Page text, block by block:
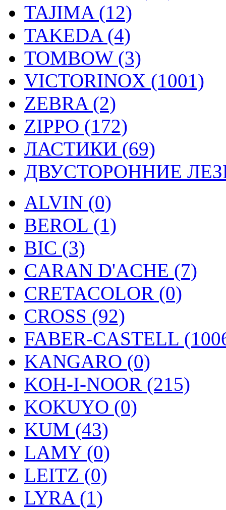
TAJIMA (12)
TAKEDA (4)
TOMBOW (3)
VICTORINOX (1001)
ZEBRA (2)
ZIPPO (172)
ЛАСТИКИ (69)
ДВУСТОРОННИЕ
ALVIN (0)
BEROL (1)
BIC (3)
CARAN D'ACHE (7)
CRETACOLOR (0)
CROSS (92)
FABER-CASTELL
KANGARO (0)
KOH-I-NOOR (215)
KOKUYO (0)
KUM (43)
LAMY (0)
LEITZ (0)
LYRA (1)